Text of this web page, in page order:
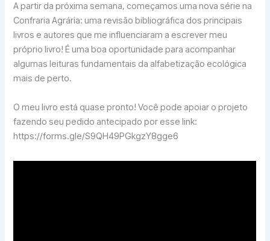
A partir da próxima semana, começamos uma nova série na
Confraria Agrária: uma revisão bibliográfica dos principais
livros e autores que me influenciaram a escrever meu
próprio livro! É uma boa oportunidade para acompanhar
algumas leituras fundamentais da alfabetização ecológica
mais de perto.
O meu livro está quase pronto! Você pode apoiar o projeto
fazendo seu pedido antecipado por esse link:
https://forms.gle/S9QH49PGkgzY8gge6